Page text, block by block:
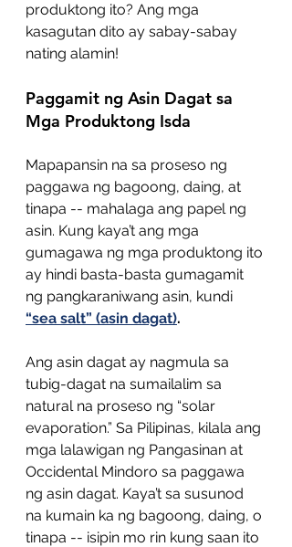
produktong ito? Ang mga
kasagutan dito ay sabay-sabay
nating alamin!
Paggamit ng Asin Dagat sa
Mga Produktong Isda
Mapapansin na sa proseso ng
paggawa ng bagoong, daing, at
tinapa -- mahalaga ang papel ng
asin. Kung kaya’t ang mga
gumagawa ng mga produktong ito
ay hindi basta-basta gumagamit
ng pangkaraniwang asin, kundi
“sea salt” (asin dagat).
Ang asin dagat ay nagmula sa
tubig-dagat na sumailalim sa
natural na proseso ng “solar
evaporation.” Sa Pilipinas, kilala ang
mga lalawigan ng Pangasinan at
Occidental Mindoro sa paggawa
ng asin dagat. Kaya’t sa susunod
na kumain ka ng bagoong, daing, o
tinapa -- isipin mo rin kung saan ito